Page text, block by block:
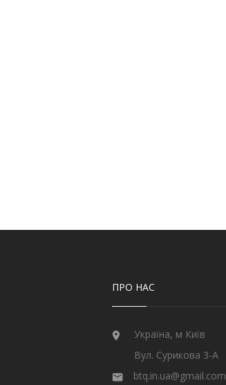
ПРО НАС
Україна, м Київ
Вул. Сурикова 3-А
btq.in.ua@gmail.com